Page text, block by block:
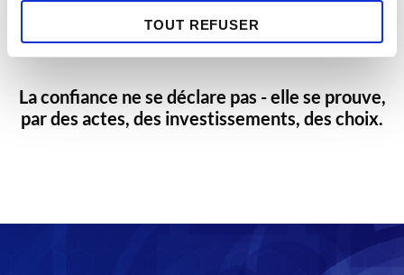
TOUT REFUSER
Ainsi, vous utilisez une solution CSPN dans un
environnement SecNumCloud/HDS/Tisax
La confiance ne se déclare pas - elle se prouve,
par des actes, des investissements, des choix.